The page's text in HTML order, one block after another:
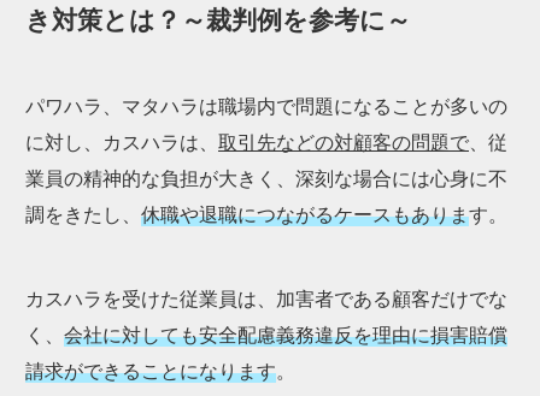
き対策とは？～裁判例を参考に～
パワハラ、マタハラは職場内で問題になることが多いの
に対し、カスハラは、 取引先などの対顧客の問題で 、従
業員の精神的な負担が大きく、深刻な場合には心身に不
調をきたし、 休職や退職につながるケースもあります。
カスハラを受けた従業員は、加害者である顧客だけでな
く、 会社に対しても安全配慮義務違反を理由に損害賠償
請求ができることになります。